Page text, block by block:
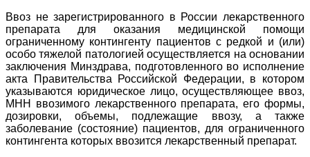
Ввоз не зарегистрированного в России лекарственного
препарата для оказания медицинской помощи
ограниченному контингенту пациентов с редкой и (или)
особо тяжелой патологией осуществляется на основании
заключения Минздрава, подготовленного во исполнение
акта Правительства Российской Федерации, в котором
указываются юридическое лицо, осуществляющее ввоз,
МНН ввозимого лекарственного препарата, его формы,
дозировки, объемы, подлежащие ввозу, а также
заболевание (состояние) пациентов, для ограниченного
контингента которых ввозится лекарственный препарат.